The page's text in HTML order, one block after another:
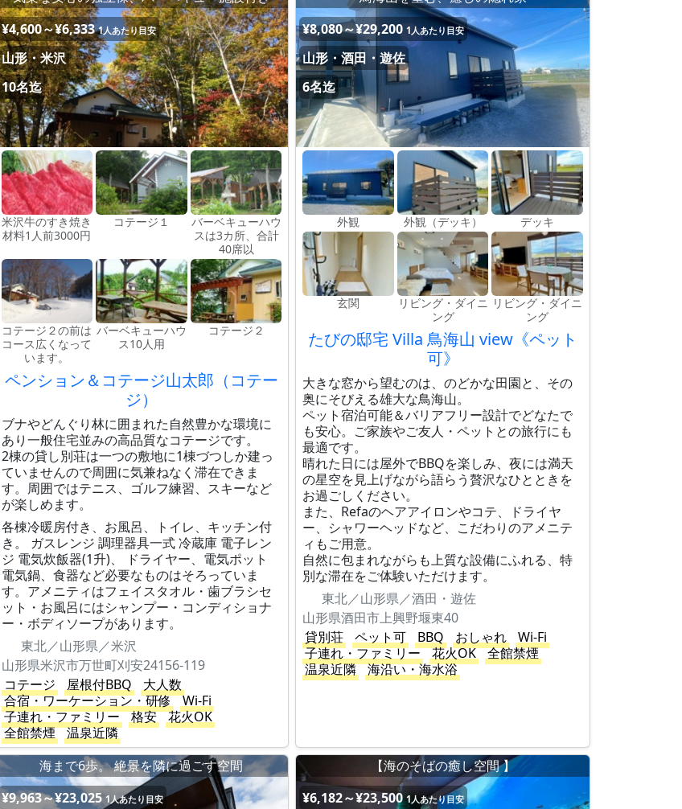
¥4,600～¥6,333 1人あたり目安
山形・米沢
10名迄
米沢牛のすき焼き
材料1人前3000円
コテージ１
バーベキューハウ
スは3カ所、合計
40席以
コテージ２の前は
コース広くなって
います。
バーベキューハウ
ス10人用
コテージ２
ペンション＆コテージ山太郎（コテー
ジ）
ブナやどんぐり林に囲まれた自然豊かな環境に
あり一般住宅並みの高品質なコテージです。
2棟の貸し別荘は一つの敷地に1棟づつしか建っ
ていませんので周囲に気兼ねなく滞在できま
す。周囲ではテニス、ゴルフ練習、スキーなど
が楽しめます。
各棟冷暖房付き、お風呂、トイレ、キッチン付
き。 ガスレンジ 調理器具一式 冷蔵庫 電子レン
ジ 電気炊飯器(1升)、 ドライヤー、電気ポット
電気鍋、食器など必要なものはそろっていま
す。アメニティはフェイスタオル・歯ブラシセ
ット・お風呂にはシャンプー・コンディショナ
ー・ボディソープがあります。
東北／山形県／米沢
山形県米沢市万世町刈安24156-119
コテージ
屋根付BBQ
大人数
合宿・ワーケーション・研修
Wi-Fi
子連れ・ファミリー
格安
花火OK
全館禁煙
温泉近隣
¥8,080～¥29,200 1人あたり目安
山形・酒田・遊佐
6名迄
外観 外観（デッキ） デッキ
玄関
リビング・ダイニ
ング
リビング・ダイニ
ング
たびの邸宅 Villa 鳥海山 view《ペット
可》
大きな窓から望むのは、のどかな田園と、その
奥にそびえる雄大な鳥海山。
ペット宿泊可能＆バリアフリー設計でどなたで
も安心。ご家族やご友人・ペットとの旅行にも
最適です。
晴れた日には屋外でBBQを楽しみ、夜には満天
の星空を見上げながら語らう贅沢なひとときを
お過ごしください。
また、Refaのヘアアイロンやコテ、ドライヤ
ー、シャワーヘッドなど、こだわりのアメニテ
ィもご用意。
自然に包まれながらも上質な設備にふれる、特
別な滞在をご体験いただけます。
東北／山形県／酒田・遊佐
山形県酒田市上興野堰東40
貸別荘
ペット可 BBQ おしゃれ
Wi-Fi
子連れ・ファミリー
花火OK
全館禁煙
温泉近隣
海沿い・海水浴
海まで6歩。 絶景を隣に過ごす空間
¥9,963～¥23,025 1人あたり目安
【海のそばの癒し空間 】
¥6,182～¥23,500 1人あたり目安